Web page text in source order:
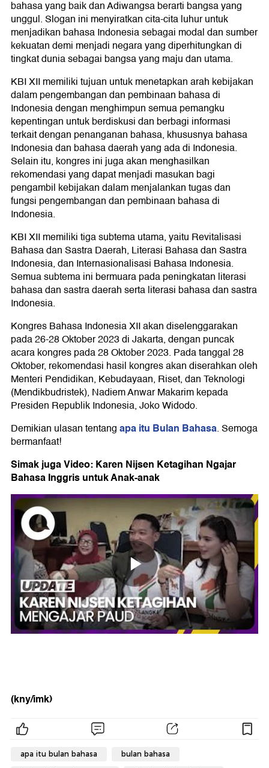
bahasa yang baik dan Adiwangsa berarti bangsa yang
unggul. Slogan ini menyiratkan cita-cita luhur untuk
menjadikan bahasa Indonesia sebagai modal dan sumber
kekuatan demi menjadi negara yang diperhitungkan di
tingkat dunia sebagai bangsa yang maju dan utama.
KBI XII memiliki tujuan untuk menetapkan arah kebijakan
dalam pengembangan dan pembinaan bahasa di
Indonesia dengan menghimpun semua pemangku
kepentingan untuk berdiskusi dan berbagi informasi
terkait dengan penanganan bahasa, khususnya bahasa
Indonesia dan bahasa daerah yang ada di Indonesia.
Selain itu, kongres ini juga akan menghasilkan
rekomendasi yang dapat menjadi masukan bagi
pengambil kebijakan dalam menjalankan tugas dan
fungsi pengembangan dan pembinaan bahasa di
Indonesia.
KBI XII memiliki tiga subtema utama, yaitu Revitalisasi
Bahasa dan Sastra Daerah, Literasi Bahasa dan Sastra
Indonesia, dan Internasionalisasi Bahasa Indonesia.
Semua subtema ini bermuara pada peningkatan literasi
bahasa dan sastra daerah serta literasi bahasa dan sastra
Indonesia.
Kongres Bahasa Indonesia XII akan diselenggarakan
pada 26-28 Oktober 2023 di Jakarta, dengan puncak
acara kongres pada 28 Oktober 2023. Pada tanggal 28
Oktober, rekomendasi hasil kongres akan diserahkan oleh
Menteri Pendidikan, Kebudayaan, Riset, dan Teknologi
(Mendikbudristek), Nadiem Anwar Makarim kepada
Presiden Republik Indonesia, Joko Widodo.
Demikian ulasan tentangapa itu Bulan Bahasa. Semoga
bermanfaat!
Simak juga Video: Karen Nijsen Ketagihan Ngajar
Bahasa Inggris untuk Anak-anak
(kny/imk)
apa itu bulan bahasa bulan bahasa